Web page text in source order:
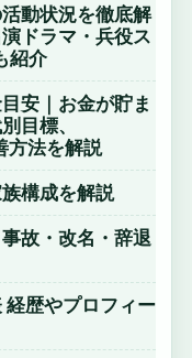
動状況を徹底解
ドラマ・兵役ス
紹介
安｜お金が貯ま
目標、
法を解説
構成を解説
故・改名・辞退
歴やプロフィー